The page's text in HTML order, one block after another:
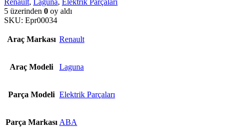
Renault, Laguna, Elektrik Parçaları
5 üzerinden 0 oy aldı
SKU: Epr00034
Araç Markası Renault
Araç Modeli Laguna
Parça Modeli Elektrik Parçaları
Parça Markası ABA